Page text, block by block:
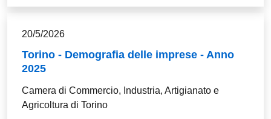
20/5/2026
Torino - Demografia delle imprese - Anno
2025
Camera di Commercio, Industria, Artigianato e
Agricoltura di Torino